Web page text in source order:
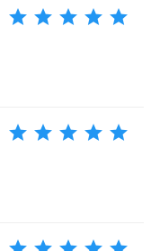
star star star star star
star star star star star